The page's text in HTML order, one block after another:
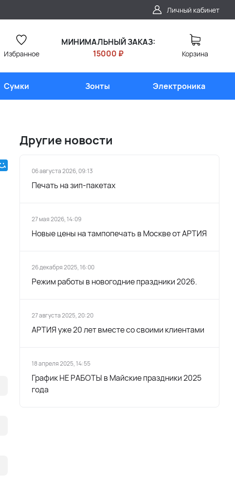
Личный кабинет
Избранное
МИНИМАЛЬНЫЙ ЗАКАЗ:
15000 ₽
Корзина
Сумки Зонты Электроника
Другие новости
06 августа 2026, 09:13
Печать на зип-пакетах
27 мая 2026, 14:09
Новые цены на тампопечать в Москве от АРТИЯ
26 декабря 2025, 16:00
Режим работы в новогодние праздники 2026.
27 августа 2025, 20:20
АРТИЯ уже 20 лет вместе со своими клиентами
18 апреля 2025, 14:55
График НЕ РАБОТЫ в Майские праздники 2025
года